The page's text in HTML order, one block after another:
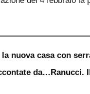
nuova casa con